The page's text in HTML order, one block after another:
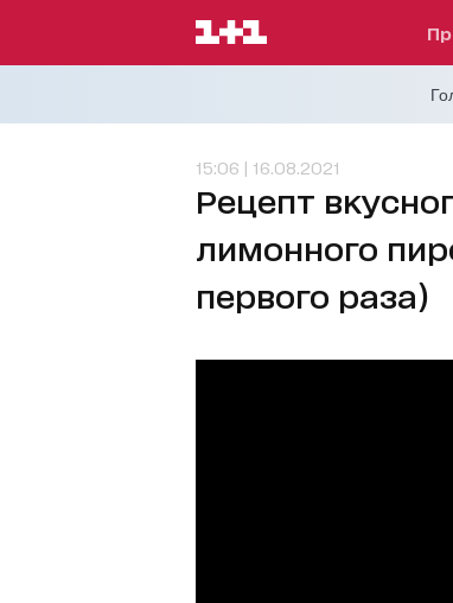
15:06 | 16.08.2021
Рецепт
лимонного
первого раза)